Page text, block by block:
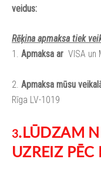
veidus:
Rēķina apmaksa tiek
1. Apmaksa ar VISA un
2. Apmaksa mūsu
Rīga LV-1019
3.LŪDZAM
UZREIZ